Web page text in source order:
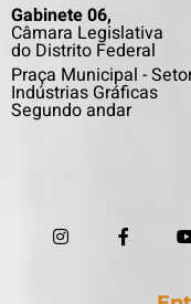
Gabinete 06,
Câmara Legislativa
do Distrito Federal
Praça Municipal -
Indústrias Gráficas
Segundo andar